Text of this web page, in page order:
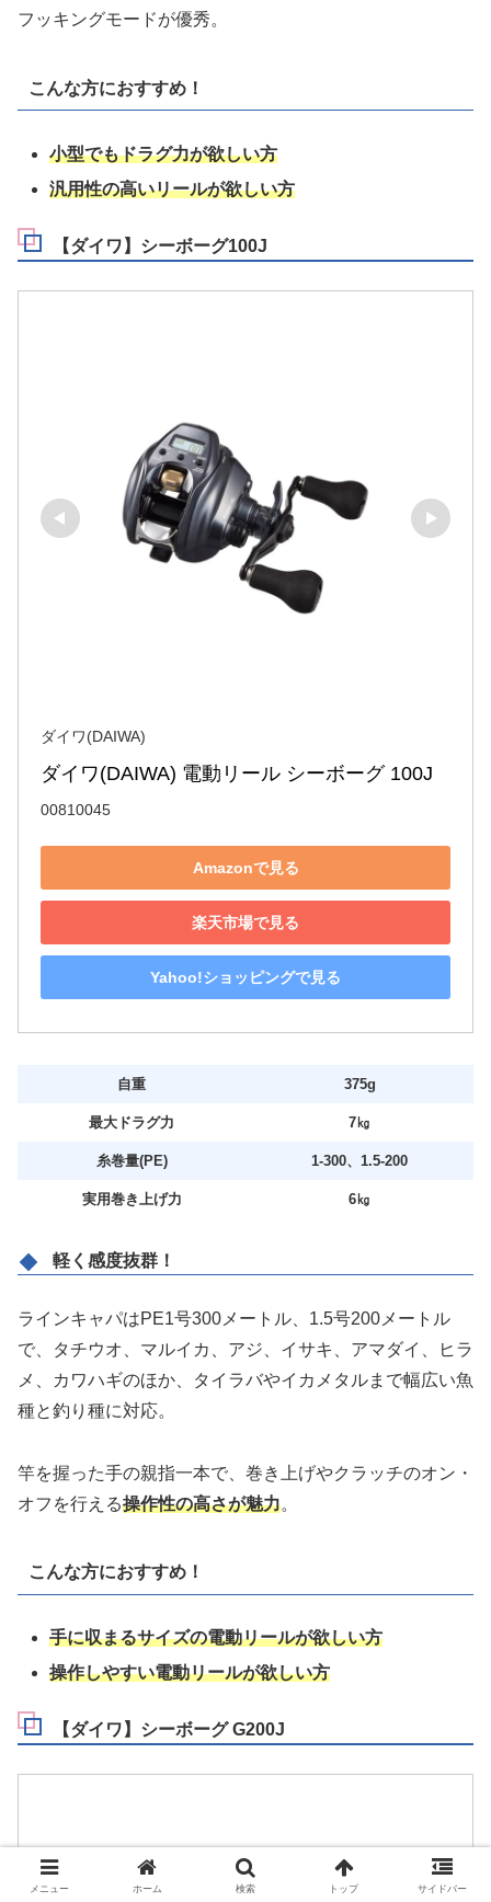
フッキングモードが優秀。
こんな方におすすめ！
小型でもドラグ力が欲しい方
汎用性の高いリールが欲しい方
【ダイワ】シーボーグ100J
ダイワ(DAIWA)
ダイワ(DAIWA) 電動リール シーボーグ 100J
00810045
Amazonで見る
楽天市場で見る
Yahoo!ショッピングで見る
自重 375g
最大ドラグ力 7㎏
糸巻量(PE) 1‐300、1.5‐200
実用巻き上げ力 6㎏
軽く感度抜群！
ラインキャパはPE1号300メートル、1.5号200メートル
で、タチウオ、マルイカ、アジ、イサキ、アマダイ、ヒラ
メ、カワハギのほか、タイラバやイカメタルまで幅広い魚
種と釣り種に対応。
竿を握った手の親指一本で、巻き上げやクラッチのオン・
オフを行える操作性の高さが魅力。
こんな方におすすめ！
手に収まるサイズの電動リールが欲しい方
操作しやすい電動リールが欲しい方
【ダイワ】シーボーグ G200J
メニュー ホーム 検索 トップ サイドバー